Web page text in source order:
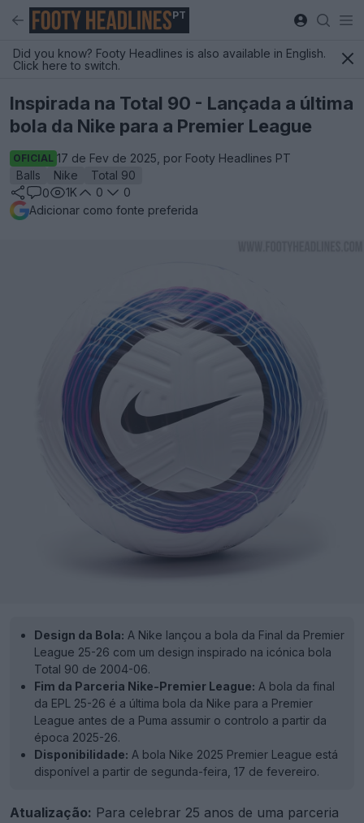
PT
Did you know? Footy Headlines is also available in English.
Click here to switch.
Inspirada na Total 90 - Lançada a última
bola da Nike para a Premier League
OFICIAL 17 de Fev de 2025, por Footy Headlines PT
Balls
Nike
Total 90
0
1K 0
0
Adicionar como fonte preferida
Design da Bola: A Nike lançou a bola da Final da Premier
League 25-26 com um design inspirado na icónica bola
Total 90 de 2004-06.
Fim da Parceria Nike-Premier League: A bola da final
da EPL 25-26 é a última bola da Nike para a Premier
League antes de a Puma assumir o controlo a partir da
época 2025-26.
Disponibilidade: A bola Nike 2025 Premier League está
disponível a partir de segunda-feira, 17 de fevereiro.
Atualização: Para celebrar 25 anos de uma parceria